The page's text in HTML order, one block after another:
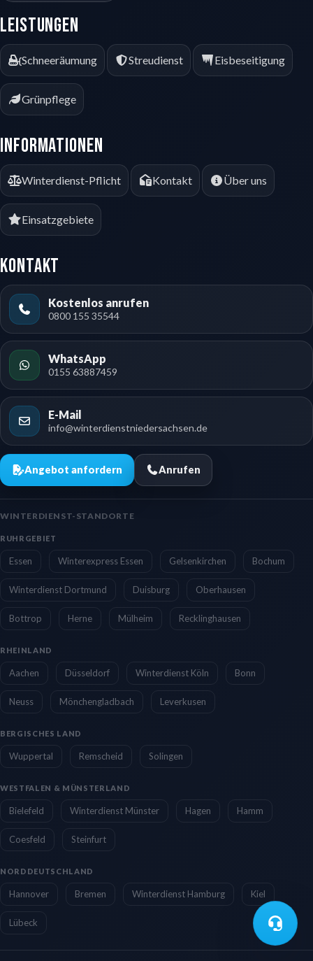
Leistungen
Schneeräumung Streudienst Eisbeseitigung
Grünpflege
Informationen
Winterdienst-Pflicht Kontakt Über uns
Einsatzgebiete
Kontakt
Kostenlos anrufen
0800 155 35544
WhatsApp
0155 63887459
E-Mail
info@winterdienstniedersachsen.de
Angebot anfordern Anrufen
WINTERDIENST-STANDORTE
RUHRGEBIET
Essen Winterexpress Essen Gelsenkirchen Bochum
Winterdienst Dortmund Duisburg Oberhausen
Bottrop Herne Mülheim Recklinghausen
RHEINLAND
Aachen Düsseldorf Winterdienst Köln Bonn
Neuss Mönchengladbach Leverkusen
BERGISCHES LAND
Wuppertal Remscheid Solingen
WESTFALEN & MÜNSTERLAND
Bielefeld Winterdienst Münster Hagen Hamm
Coesfeld Steinfurt
NORDDEUTSCHLAND
Hannover Bremen Winterdienst Hamburg Kiel
Lübeck